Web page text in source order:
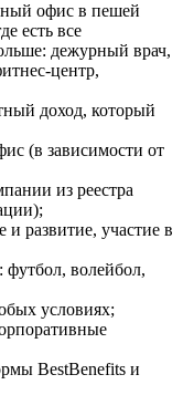
офис в пешей
есть все
дежурный врач,
центр,
доход, который
(в зависимости от
из реестра
развитие, участие в
волейбол,
условиях;
BestBenefits и